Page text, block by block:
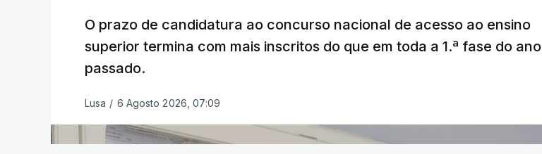
O prazo de candidatura ao concurso nacional de acesso ao ensino
superior termina com mais inscritos do que em toda a 1.ª fase do ano
passado.
Lusa / 6 Agosto 2026, 07:09